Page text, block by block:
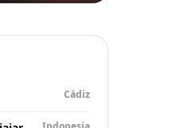
Cádiz